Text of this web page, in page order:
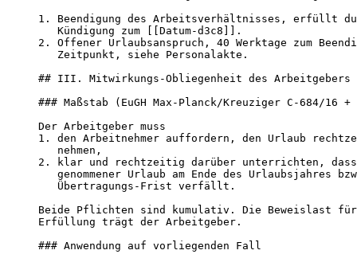
1. Beendigung des Arbeitsverhältnisses, erfüllt
   Kündigung zum [[Datum-d3c8]].
2. Offener Urlaubsanspruch, 40 Werktage zum
   Zeitpunkt, siehe Personalakte.
## III. Mitwirkungs-Obliegenheit des Arbeitgebers
### Maßstab (EuGH Max-Planck/Kreuziger C-684/16 +
Der Arbeitgeber muss
1. den Arbeitnehmer auffordern, den Urlaub
   nehmen,
2. klar und rechtzeitig darüber unterrichten,
genommener Urlaub am Ende des Urlaubsjahres
   Übertragungs-Frist verfällt.
Beide Pflichten sind kumulativ. Die Beweislast
Erfüllung trägt der Arbeitgeber.
### Anwendung auf vorliegenden Fall